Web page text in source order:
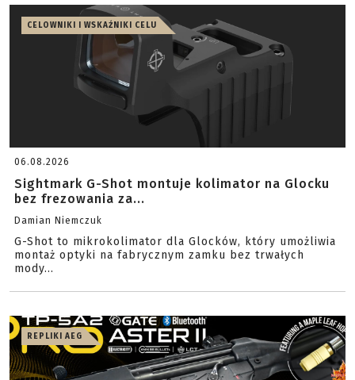
CELOWNIKI I WSKAŹNIKI CELU
06.08.2026
Sightmark G-Shot montuje kolimator na Glocku
bez frezowania za...
Damian Niemczuk
G-Shot to mikrokolimator dla Glocków, który umożliwia
montaż optyki na fabrycznym zamku bez trwałych
mody...
REPLIKI AEG